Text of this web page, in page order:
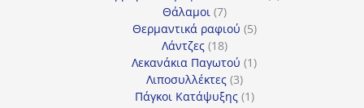
Θάλαμοι 77
προϊόντα
Θερμαντικά ραφιού 55
Λάντζες 1818
προϊόντα
Λεκανάκια Παγωτού 11
Λιποσυλλέκτες 33
προϊόντα
Πάγκοι Κατάψυξης 11